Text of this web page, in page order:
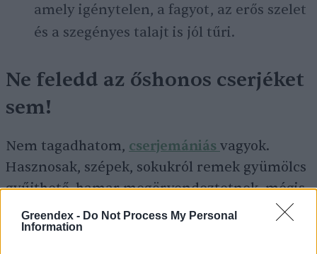
Greendex - Do Not Process My Personal
Information
amely igénytelen, a fagyot, az erős szelet
és a szegényes talajt is jól tűri.
Ne feledd az őshonos cserjéket
sem!
Nem tagadhatom, cserjemániás vagyok.
Hasznosak, szépek, sokukról remek gyümölcs
gyűjthető, hamar megörvendeztetnek, mégis
türelemre intenek és nem utolsó sorban
rengeteg élőlény számára nyújtanak